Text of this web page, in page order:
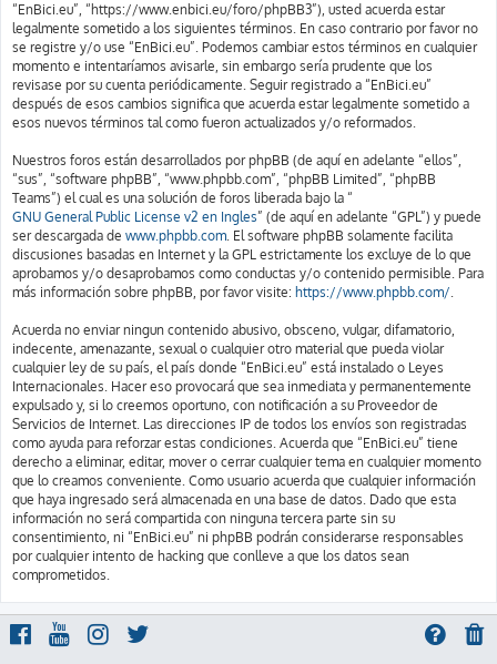
“EnBici.eu”, “https://www.enbici.eu/foro/phpBB3”), usted acuerda estar
legalmente sometido a los siguientes términos. En caso contrario por favor no
se registre y/o use “EnBici.eu”. Podemos cambiar estos términos en cualquier
momento e intentaríamos avisarle, sin embargo sería prudente que los
revisase por su cuenta periódicamente. Seguir registrado a “EnBici.eu”
después de esos cambios significa que acuerda estar legalmente sometido a
esos nuevos términos tal como fueron actualizados y/o reformados.
Nuestros foros están desarrollados por phpBB (de aquí en adelante “ellos”,
“sus”, “software phpBB”, “www.phpbb.com”, “phpBB Limited”, “phpBB
Teams”) el cual es una solución de foros liberada bajo la “
GNU General Public License v2 en Ingles” (de aquí en adelante “GPL”) y puede
ser descargada de www.phpbb.com. El software phpBB solamente facilita
discusiones basadas en Internet y la GPL estrictamente los excluye de lo que
aprobamos y/o desaprobamos como conductas y/o contenido permisible. Para
más información sobre phpBB, por favor visite: https://www.phpbb.com/.
Acuerda no enviar ningun contenido abusivo, obsceno, vulgar, difamatorio,
indecente, amenazante, sexual o cualquier otro material que pueda violar
cualquier ley de su país, el país donde “EnBici.eu” está instalado o Leyes
Internacionales. Hacer eso provocará que sea inmediata y permanentemente
expulsado y, si lo creemos oportuno, con notificación a su Proveedor de
Servicios de Internet. Las direcciones IP de todos los envíos son registradas
como ayuda para reforzar estas condiciones. Acuerda que “EnBici.eu” tiene
derecho a eliminar, editar, mover o cerrar cualquier tema en cualquier momento
que lo creamos conveniente. Como usuario acuerda que cualquier información
que haya ingresado será almacenada en una base de datos. Dado que esta
información no será compartida con ninguna tercera parte sin su
consentimiento, ni “EnBici.eu” ni phpBB podrán considerarse responsables
por cualquier intento de hacking que conlleve a que los datos sean
comprometidos.